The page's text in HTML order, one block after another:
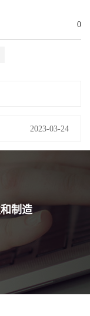
0
2023-03-24
制造